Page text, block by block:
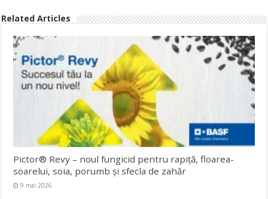
Related Articles
Pictor® Revy – noul fungicid pentru rapiță, floarea-
soarelui, soia, porumb și sfecla de zahăr
9 mai 2026